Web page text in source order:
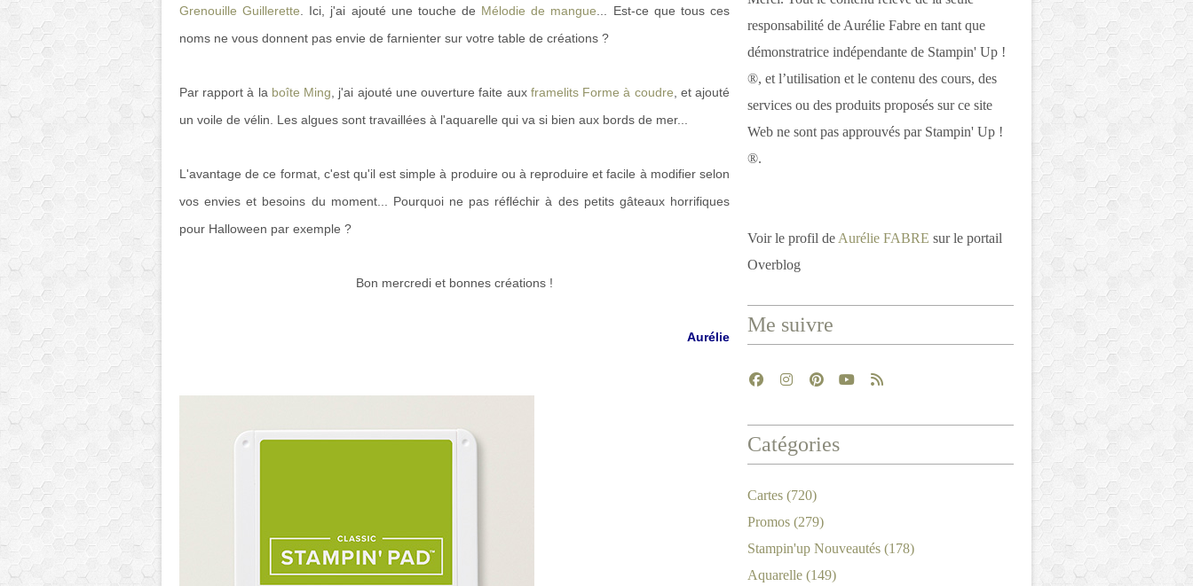
Grenouille Guillerette . Ici, j'ai ajouté une touche de Mélodie de mangue ... Est-ce que tous ces
noms ne vous donnent pas envie de farnienter sur votre table de créations ?
Par rapport à la boîte Ming , j'ai ajouté une ouverture faite aux framelits Forme à coudre , et ajouté
un voile de vélin. Les algues sont travaillées à l'aquarelle qui va si bien aux bords de mer...
L'avantage de ce format, c'est qu'il est simple à produire ou à reproduire et facile à modifier selon
vos envies et besoins du moment... Pourquoi ne pas réfléchir à des petits gâteaux horrifiques
pour Halloween par exemple ?
Bon mercredi et bonnes créations !
Aurélie
responsabilité de Aurélie Fabre en tant que
démonstratrice indépendante de Stampin' Up !
®, et l’utilisation et le contenu des cours, des
services ou des produits proposés sur ce site
Web ne sont pas approuvés par Stampin' Up !
®.
Voir le profil de Aurélie FABRE sur le portail
Overblog
Me suivre
Catégories
Cartes (720)
Promos (279)
Stampin'up Nouveautés (178)
Aquarelle (149)